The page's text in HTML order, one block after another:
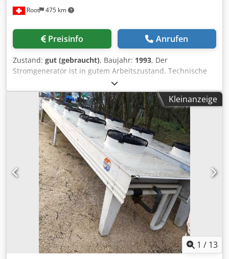
Root 475 km
Preisinfo Anrufen
Zustand: gut (gebraucht), Baujahr: 1993, Der
Stromgenerator ist in gutem Arbeitszustand. Technische
Daten sind auf dem Typenschild der Maschine angegeben.
Dcedpfsyh U Tqex Am Tjk
Kleinanzeige
1 / 13